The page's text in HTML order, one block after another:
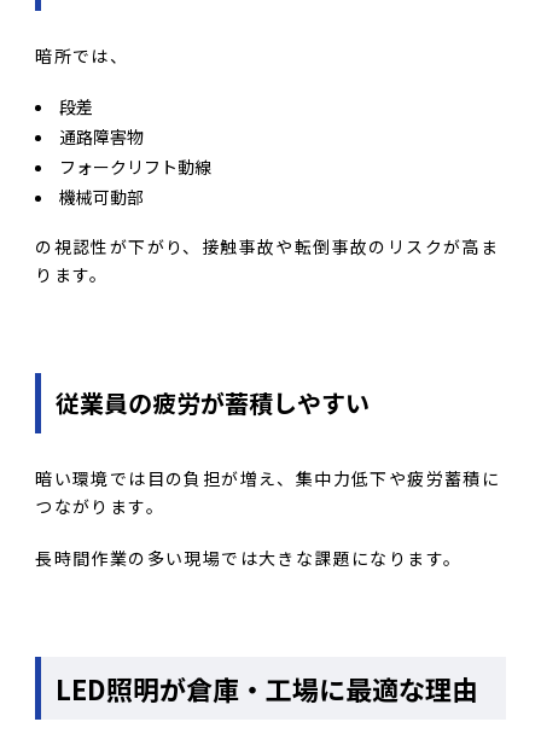
暗所では、
段差
通路障害物
フォークリフト動線
機械可動部
の視認性が下がり、接触事故や転倒事故のリスクが高ま
ります。
従業員の疲労が蓄積しやすい
暗い環境では目の負担が増え、集中力低下や疲労蓄積に
つながります。
長時間作業の多い現場では大きな課題になります。
LED照明が倉庫・工場に最適な理由